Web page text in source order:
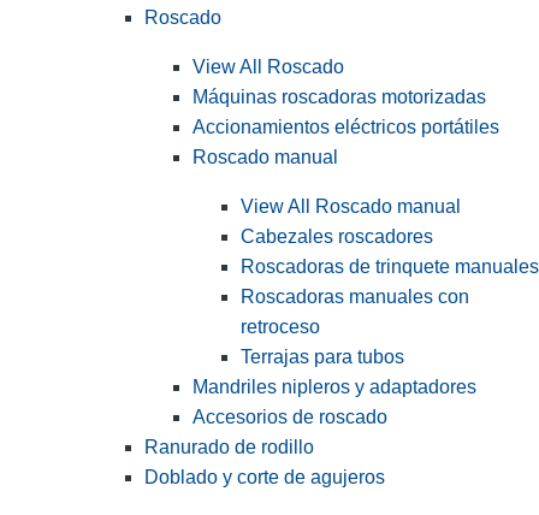
Roscado
View All Roscado
Máquinas roscadoras motorizadas
Accionamientos eléctricos portátiles
Roscado manual
View All Roscado manual
Cabezales roscadores
Roscadoras de trinquete manuales
Roscadoras manuales con
retroceso
Terrajas para tubos
Mandriles nipleros y adaptadores
Accesorios de roscado
Ranurado de rodillo
Doblado y corte de agujeros